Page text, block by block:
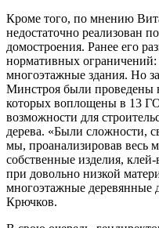
Кроме того, по мнению
недостаточно реализован
домостроения. Ранее его
нормативных ограничений:
многоэтажные здания. Но
Минстроя были проведены
которых воплощены в 13
возможности для
дерева. «Были сложности,
мы, проанализировав весь
собственные изделия,
при довольно низкой
многоэтажные
Крючков.